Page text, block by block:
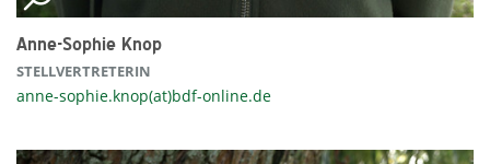
Anne-Sophie Knop
STELLVERTRETERIN
anne-sophie.knop(at)bdf-online.de